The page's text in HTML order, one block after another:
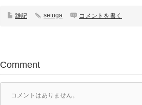
雑記 setuga コメントを書く
Comment
コメントはありません。